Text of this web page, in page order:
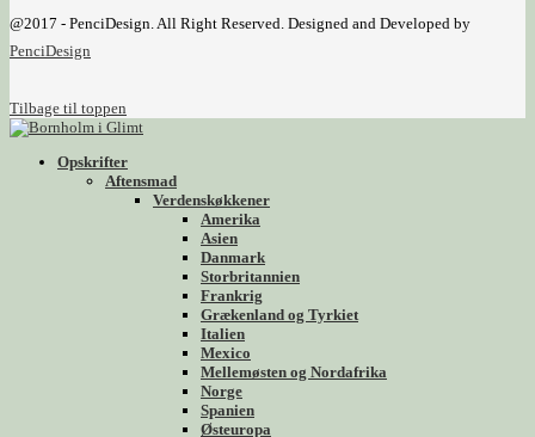
@2017 - PenciDesign. All Right Reserved. Designed and Developed by
PenciDesign
Tilbage til toppen
Opskrifter
Aftensmad
Verdenskøkkener
Amerika
Asien
Danmark
Storbritannien
Frankrig
Grækenland og Tyrkiet
Italien
Mexico
Mellemøsten og Nordafrika
Norge
Spanien
Østeuropa